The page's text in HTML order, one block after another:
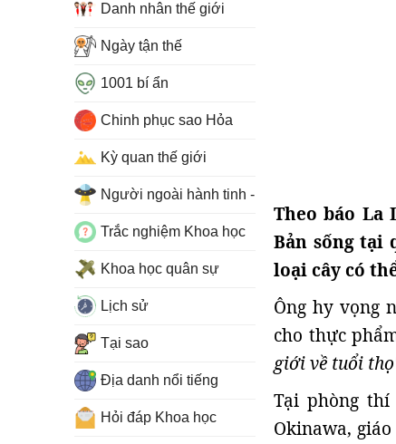
Theo báo La
Bản sống tại
loại cây có
Ông hy vọng
cho thực
giới về tuổi
Tại phòng
Okinawa,
Danh nhân thế giới
Ngày tận thế
1001 bí ẩn
Chinh phục sao Hỏa
Kỳ quan thế giới
Người ngoài hành tinh - UFO
Trắc nghiệm Khoa học
Khoa học quân sự
Lịch sử
Tại sao
Địa danh nổi tiếng
Hỏi đáp Khoa học